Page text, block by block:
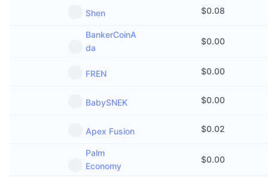
Shen $0.08
BankerCoinA
da
$0.00
FREN $0.00
BabySNEK $0.00
Apex Fusion $0.02
Palm
Economy
$0.00